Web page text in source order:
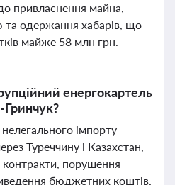
привласнення майна,
одержання хабарів, що
майже 58 млн грн.
енергокартель
імпорту
Туреччину і Казахстан,
порушення
бюджетних коштів,